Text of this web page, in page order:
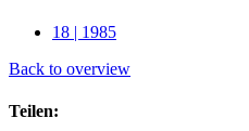
18 | 1985
Back to overview
Teilen: